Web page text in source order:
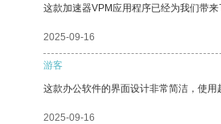
这款加速器VPM应用程序已经为我们带来
2025-09-16
游客
这款办公软件的界面设计非常简洁，使用
2025-09-16